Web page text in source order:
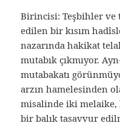
Birincisi: Teşbihler
edilen bir kısım
nazarında hakikat
mutabık çıkmıyor.
mutabakatı
arzın hamelesinden
misalinde iki
bir balık tasavvur